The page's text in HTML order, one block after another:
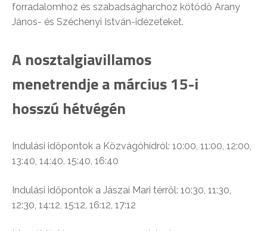
forradalomhoz és szabadságharchoz kötődő Arany
János- és Széchenyi István-idézeteket.
A nosztalgiavillamos
menetrendje a március 15-i
hosszú hétvégén
Indulási időpontok a Közvágóhídról: 10:00, 11:00, 12:00,
13:40, 14:40, 15:40, 16:40
Indulási időpontok a Jászai Mari térről: 10:30, 11:30,
12:30, 14:12, 15:12, 16:12, 17:12